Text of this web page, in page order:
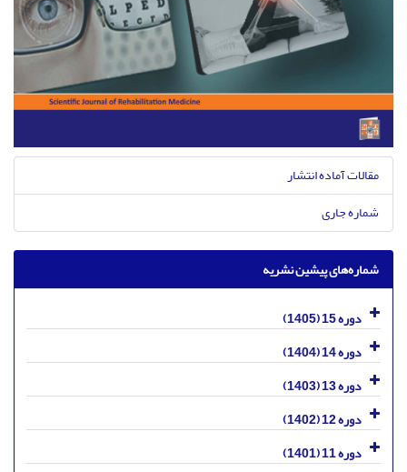
مقالات آماده انتشار
شماره جاری
شماره‌های پیشین نشریه
دوره 15 (1405)
دوره 14 (1404)
دوره 13 (1403)
دوره 12 (1402)
دوره 11 (1401)